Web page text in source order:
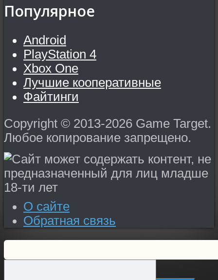
Популярное
Android
PlayStation 4
Xbox One
Лучшие кооперативные
Файтинги
Copyright © 2013-2026 Game Target.
Любое копирование запрещено.
О сайте
Обратная связь